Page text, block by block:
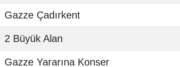
Gazze Çadırkent
2 Büyük Alan
Gazze Yararına Konser